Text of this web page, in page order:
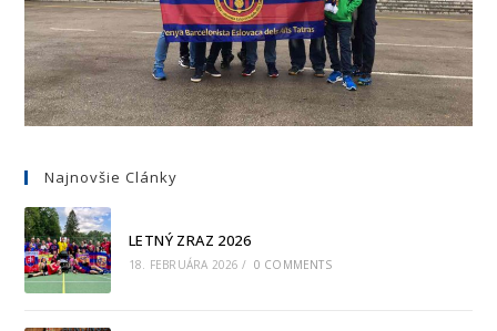
Najnovšie Clánky
LETNÝ ZRAZ 2026
18. FEBRUÁRA 2026 / 0 COMMENTS